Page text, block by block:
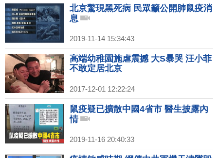
北京驚現黑死病 民眾籲公開肺鼠疫消
息
2019-11-14 15:34:43
高端幼稚園施虐震撼 大S暴哭 汪小菲
不敢定居北京
2017-12-01 12:22:24
鼠疫疑已擴散中國4省市 醫生披露內
情
2019-11-16 20:40:33